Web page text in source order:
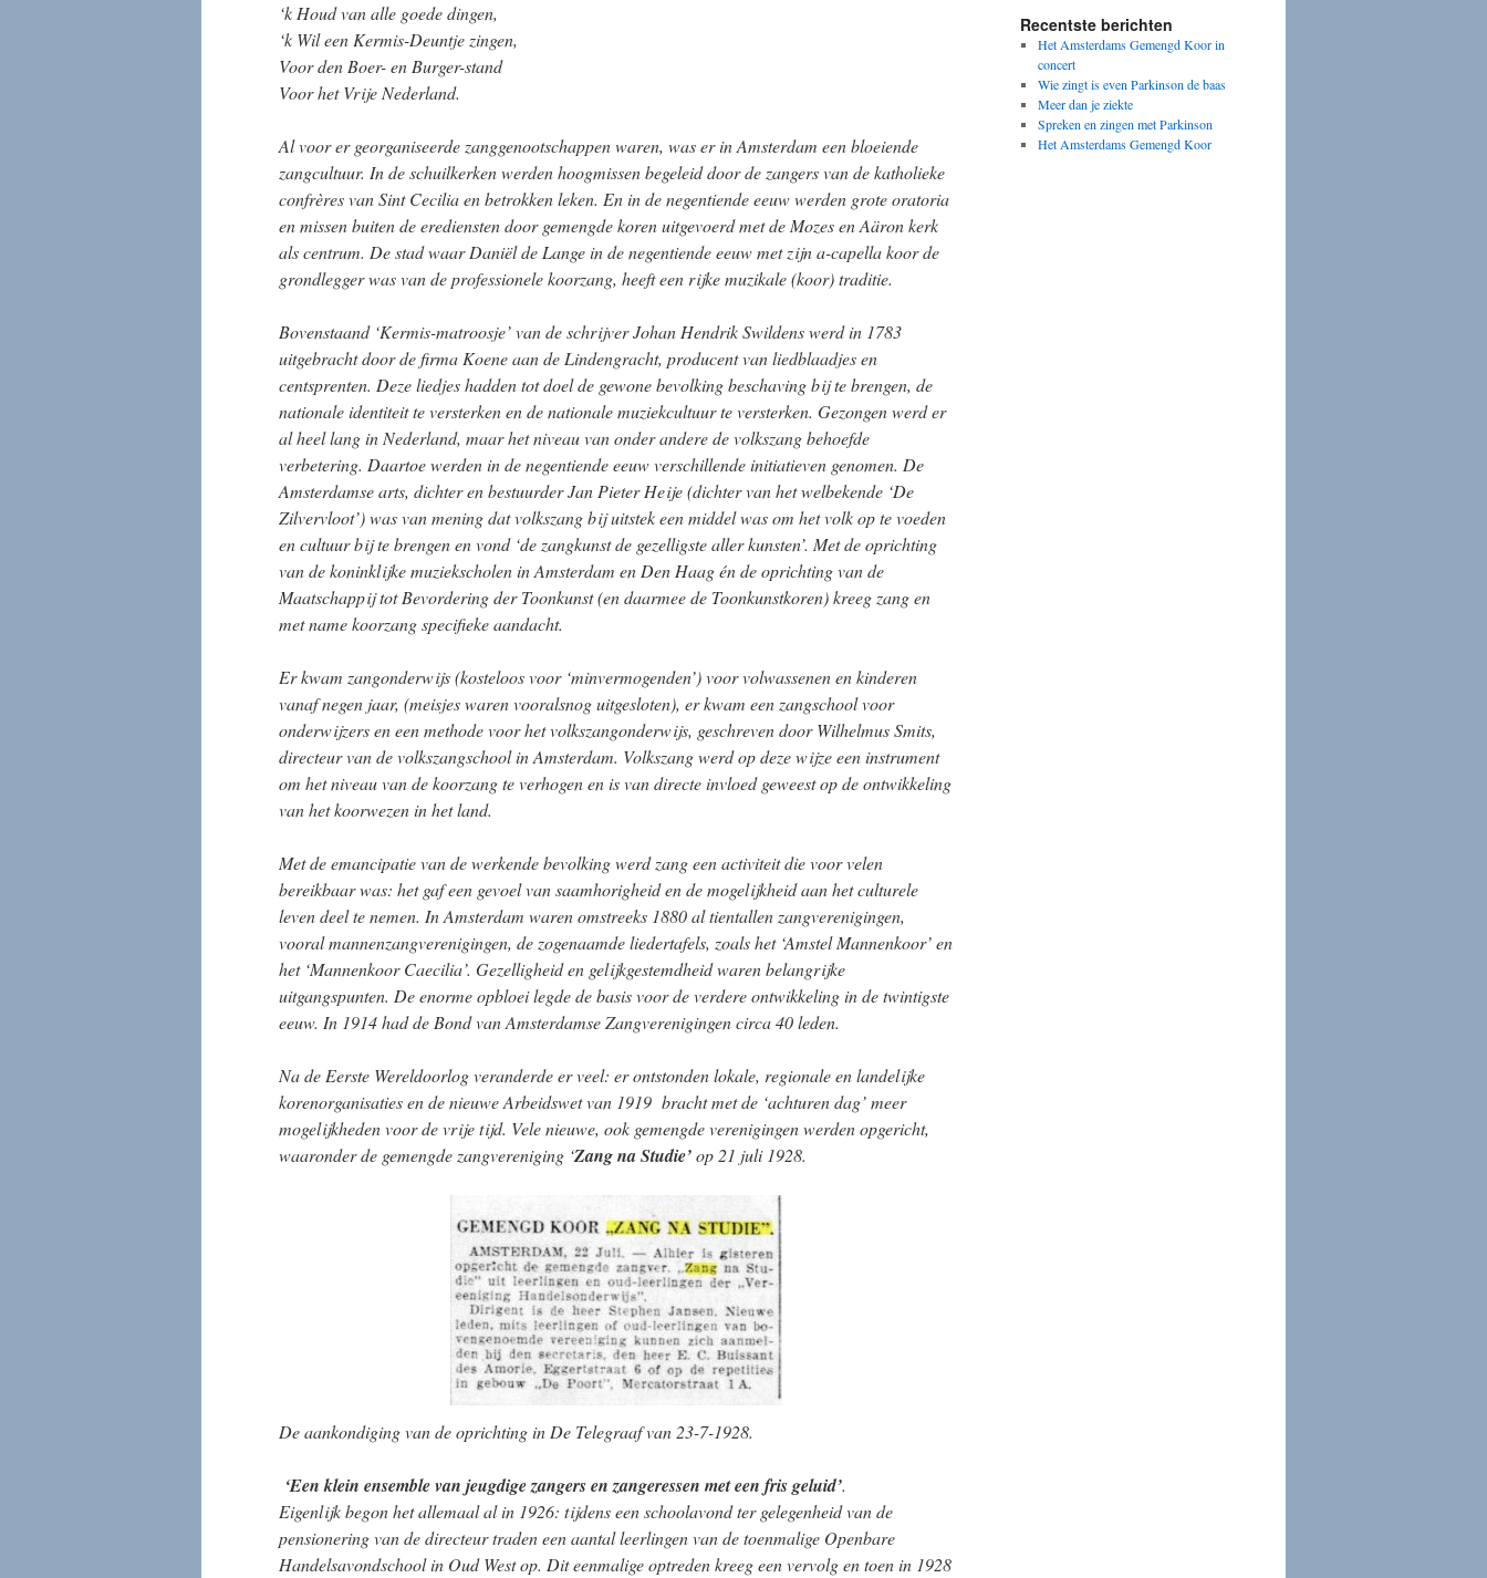
‘k Houd van alle goede dingen,
‘k Wil een Kermis-Deuntje zingen,
Voor den Boer- en Burger-stand
Voor het Vrije Nederland.
Al voor er georganiseerde zanggenootschappen waren, was er in Amsterdam een bloeiende
zangcultuur. In de schuilkerken werden hoogmissen begeleid door de zangers van de katholieke
confrères van Sint Cecilia en betrokken leken. En in de negentiende eeuw werden grote oratoria
en missen buiten de erediensten door gemengde koren uitgevoerd met de Mozes en Aäron kerk
als centrum. De stad waar Daniël de Lange in de negentiende eeuw met zijn a-capella koor de
grondlegger was van de professionele koorzang, heeft een rijke muzikale (koor) traditie.
Bovenstaand ‘Kermis-matroosje’ van de schrijver Johan Hendrik Swildens werd in 1783
uitgebracht door de firma Koene aan de Lindengracht, producent van liedblaadjes en
centsprenten. Deze liedjes hadden tot doel de gewone bevolking beschaving bij te brengen, de
nationale identiteit te versterken en de nationale muziekcultuur te versterken. Gezongen werd er
al heel lang in Nederland, maar het niveau van onder andere de volkszang behoefde
verbetering. Daartoe werden in de negentiende eeuw verschillende initiatieven genomen. De
Amsterdamse arts, dichter en bestuurder Jan Pieter Heije (dichter van het welbekende ‘De
Zilvervloot’) was van mening dat volkszang bij uitstek een middel was om het volk op te voeden
en cultuur bij te brengen en vond ‘de zangkunst de gezelligste aller kunsten’. Met de oprichting
van de koninklijke muziekscholen in Amsterdam en Den Haag én de oprichting van de
Maatschappij tot Bevordering der Toonkunst (en daarmee de Toonkunstkoren) kreeg zang en
met name koorzang specifieke aandacht.
Er kwam zangonderwijs (kosteloos voor ‘minvermogenden’) voor volwassenen en kinderen
vanaf negen jaar, (meisjes waren vooralsnog uitgesloten), er kwam een zangschool voor
onderwijzers en een methode voor het volkszangonderwijs, geschreven door Wilhelmus Smits,
directeur van de volkszangschool in Amsterdam. Volkszang werd op deze wijze een instrument
om het niveau van de koorzang te verhogen en is van directe invloed geweest op de ontwikkeling
van het koorwezen in het land.
Met de emancipatie van de werkende bevolking werd zang een activiteit die voor velen
bereikbaar was: het gaf een gevoel van saamhorigheid en de mogelijkheid aan het culturele
leven deel te nemen. In Amsterdam waren omstreeks 1880 al tientallen zangverenigingen,
vooral mannenzangverenigingen, de zogenaamde liedertafels, zoals het ‘Amstel Mannenkoor’ en
het ‘Mannenkoor Caecilia’. Gezelligheid en gelijkgestemdheid waren belangrijke
uitgangspunten. De enorme opbloei legde de basis voor de verdere ontwikkeling in de twintigste
eeuw. In 1914 had de Bond van Amsterdamse Zangverenigingen circa 40 leden.
Na de Eerste Wereldoorlog veranderde er veel: er ontstonden lokale, regionale en landelijke
korenorganisaties en de nieuwe Arbeidswet van 1919 bracht met de ‘achturen dag’ meer
mogelijkheden voor de vrije tijd. Vele nieuwe, ook gemengde verenigingen werden opgericht,
waaronder de gemengde zangvereniging ‘Zang na Studie’op 21 juli 1928.
De aankondiging van de oprichting in De Telegraaf van 23-7-1928.
‘Een klein ensemble van jeugdige zangers en zangeressen met een fris geluid’.
Eigenlijk begon het allemaal al in 1926: tijdens een schoolavond ter gelegenheid van de
pensionering van de directeur traden een aantal leerlingen van de toenmalige Openbare
Handelsavondschool in Oud West op. Dit eenmalige optreden kreeg een vervolg en toen in 1928
Recentste berichten
Het Amsterdams Gemengd Koor in
concert
Wie zingt is even Parkinson de baas
Meer dan je ziekte
Spreken en zingen met Parkinson
Het Amsterdams Gemengd Koor